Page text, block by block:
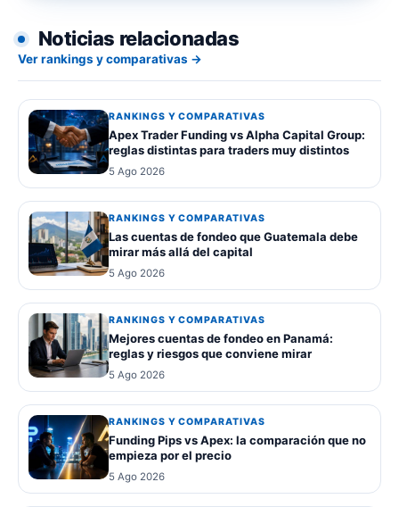
Noticias relacionadas
Ver rankings y comparativas →
RANKINGS Y COMPARATIVAS
Apex Trader Funding vs Alpha Capital Group:
reglas distintas para traders muy distintos
5 Ago 2026
RANKINGS Y COMPARATIVAS
Las cuentas de fondeo que Guatemala debe
mirar más allá del capital
5 Ago 2026
RANKINGS Y COMPARATIVAS
Mejores cuentas de fondeo en Panamá:
reglas y riesgos que conviene mirar
5 Ago 2026
RANKINGS Y COMPARATIVAS
Funding Pips vs Apex: la comparación que no
empieza por el precio
5 Ago 2026